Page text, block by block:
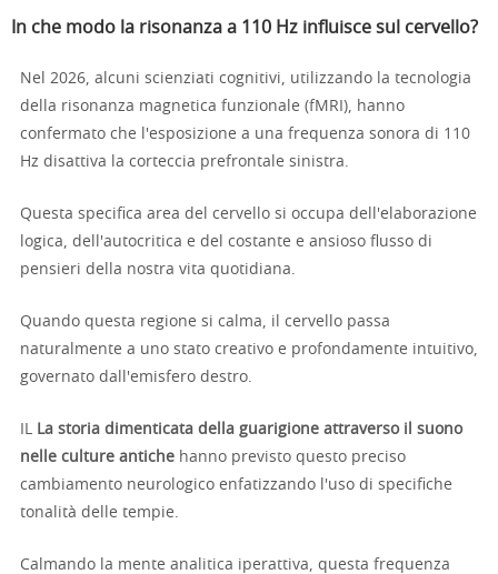
In che modo la risonanza a 110 Hz influisce sul cervello?
Nel 2026, alcuni scienziati cognitivi, utilizzando la tecnologia
della risonanza magnetica funzionale (fMRI), hanno
confermato che l'esposizione a una frequenza sonora di 110
Hz disattiva la corteccia prefrontale sinistra.
Questa specifica area del cervello si occupa dell'elaborazione
logica, dell'autocritica e del costante e ansioso flusso di
pensieri della nostra vita quotidiana.
Quando questa regione si calma, il cervello passa
naturalmente a uno stato creativo e profondamente intuitivo,
governato dall'emisfero destro.
La storia dimenticata della guarigione attraverso il suono
nelle culture antiche hanno previsto questo preciso
cambiamento neurologico enfatizzando l'uso di specifiche
tonalità delle tempie.
Calmando la mente analitica iperattiva, questa frequenza